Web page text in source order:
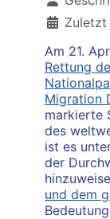
Zuletzt
Am 21.
Rettung
Migration
markierte
des
ist es
der
und dem